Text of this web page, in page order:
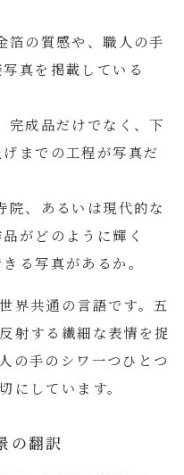
箔の質感や、職人の手
真を掲載している
完成品だけでなく、下
までの工程が写真だ
院、あるいは現代的な
がどのように輝く
る写真があるか。
界共通の言語です。五
射する繊細な表情を捉
の手のシワ一つひとつ
にしています。
の翻訳